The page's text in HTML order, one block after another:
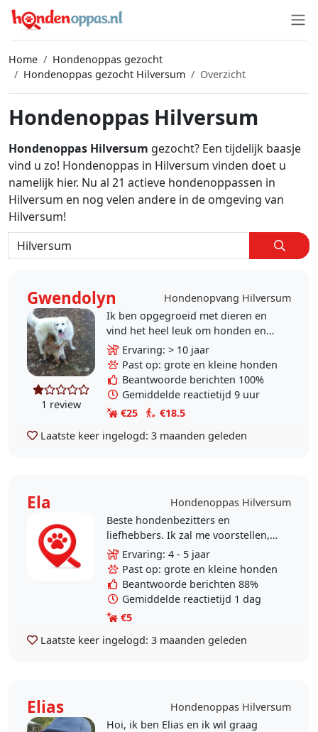
Home
Hondenoppas gezocht
Hondenoppas gezocht Hilversum
Overzicht
Hondenoppas Hilversum
Hondenoppas Hilversum gezocht? Een tijdelijk baasje
vind u zo! Hondenoppas in Hilversum vinden doet u
namelijk hier. Nu al 21 actieve hondenoppassen in
Hilversum en nog velen andere in de omgeving van
Hilversum!
Gwendolyn Hondenopvang Hilversum
1 review
Ik ben opgegroeid met dieren en
vind het heel leuk om honden en
katten te mogen verzorgen en uit
te laten. Daardoor heb ik veel
ervaring..
Ervaring: > 10 jaar
Past op: grote en kleine honden
Beantwoorde berichten 100%
Gemiddelde reactietijd 9 uur
€25
€18.5
Laatste keer ingelogd: 3 maanden geleden
Ela
Hondenoppas Hilversum
Beste hondenbezitters en
liefhebbers. Ik zal me voorstellen,
ik ben ela een moeder van twee
prachtige zoons en 38 jaar oud. Ik
heb zelf drie honden..
Ervaring: 4 - 5 jaar
Past op: grote en kleine honden
Beantwoorde berichten 88%
Gemiddelde reactietijd 1 dag
€5
Laatste keer ingelogd: 3 maanden geleden
Elias
Hondenoppas Hilversum
Hoi, ik ben Elias en ik wil graag